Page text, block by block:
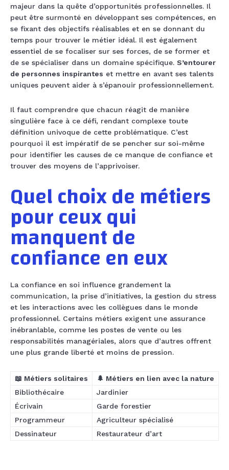
majeur dans la quête d’opportunités professionnelles. Il
peut être surmonté en développant ses compétences, en
se fixant des objectifs réalisables et en se donnant du
temps pour trouver le métier idéal. Il est également
essentiel de se focaliser sur ses forces, de se former et
de se spécialiser dans un domaine spécifique. S’entourer
de personnes inspirantes et mettre en avant ses talents
uniques peuvent aider à s’épanouir professionnellement.
Il faut comprendre que chacun réagit de manière
singulière face à ce défi, rendant complexe toute
définition univoque de cette problématique. C’est
pourquoi il est impératif de se pencher sur soi-même
pour identifier les causes de ce manque de confiance et
trouver des moyens de l’apprivoiser.
Quel choix de métiers
pour ceux qui
manquent de
confiance en eux
La confiance en soi influence grandement la
communication, la prise d’initiatives, la gestion du stress
et les interactions avec les collègues dans le monde
professionnel. Certains métiers exigent une assurance
inébranlable, comme les postes de vente ou les
responsabilités managériales, alors que d’autres offrent
une plus grande liberté et moins de pression.
📖 Métiers solitaires
🌲 Métiers en lien avec la nature
Bibliothécaire
Jardinier
Écrivain
Garde forestier
Programmeur
Agriculteur spécialisé
Dessinateur
Restaurateur d’art